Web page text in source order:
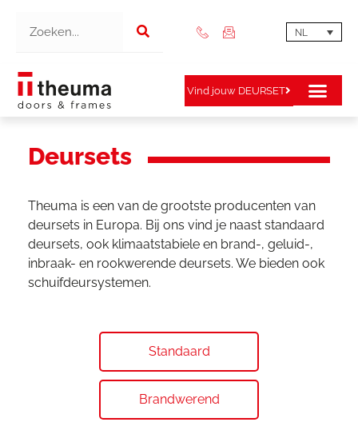
NL
Vind jouw DEURSET
Deursets
Theuma is een van de grootste producenten van
deursets in Europa. Bij ons vind je naast standaard
deursets, ook klimaatstabiele en brand-, geluid-,
inbraak- en rookwerende deursets. We bieden ook
schuifdeursystemen.
Standaard
Brandwerend